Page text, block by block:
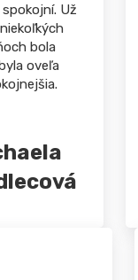
Už
bola
oveľa